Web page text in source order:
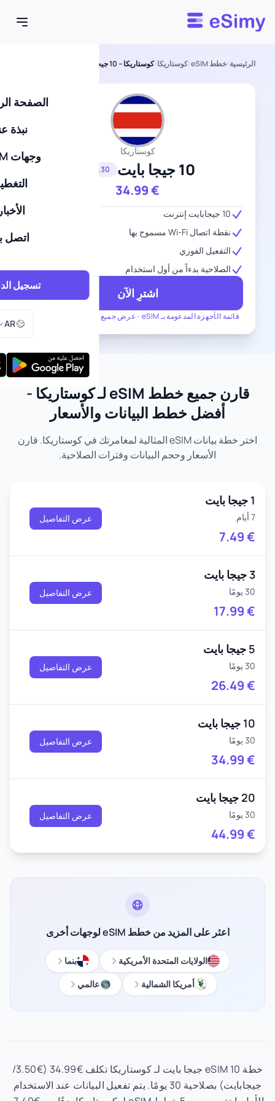
Esimy
الصفحة
نبذة
وجهات eSIM
اتصل
تسجيل
AR
اختر
الرئيسية/خطط eSIM /كوستاريكا/كوستاريكا – 10 جيجا بايت – 30 يومًا
كوستاريكا
10 جيجا بايت 30 يومًا
34.99€
قائمة الأجهزة المدعومة بـ eSIM - عرض جميع الخطط لـ كوستاريكا
10 جيجابايت إنترنت
نقطة اتصال Wi-Fi مسموح بها
التفعيل الفوري
الصلاحية بدءاً من أول استخدام
اشترِ الآن
قارن جميع خطط eSIM لـ كوستاريكا -
أفضل خطط البيانات والأسعار
اختر خطة بيانات eSIM المثالية لمغامرتك في كوستاريكا. قارن
الأسعار وحجم البيانات وفترات الصلاحية.
1 جيجا بايت
7 أيام
7.49€
عرض التفاصيل
3 جيجا بايت
30 يومًا
17.99€
عرض التفاصيل
5 جيجا بايت
30 يومًا
26.49€
عرض التفاصيل
10 جيجا بايت
30 يومًا
34.99€
عرض التفاصيل
20 جيجا بايت
30 يومًا
44.99€
عرض التفاصيل
اعثر على المزيد من خطط eSIM لوجهات أخرى
الولايات المتحدة الأمريكية
بنما
أمريكا الشمالية
عالمي
خطة eSIM 10 جيجا بايت لـ كوستاريكا تكلف €34.99 (€3.50/
جيجابايت) بصلاحية 30 يومًا. يتم تفعيل البيانات عند الاستخدام